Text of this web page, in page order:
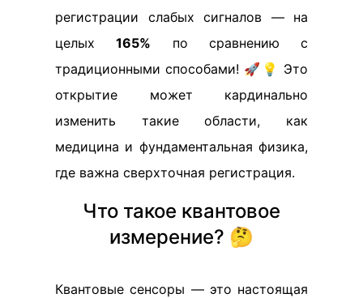
регистрации слабых сигналов — на
целых165% по сравнению с
традиционными способами! 🚀💡 Это
открытие может кардинально
изменить такие области, как
медицина и фундаментальная физика,
где важна сверхточная регистрация.
Что такое квантовое
измерение? 🤔
Квантовые сенсоры — это настоящая